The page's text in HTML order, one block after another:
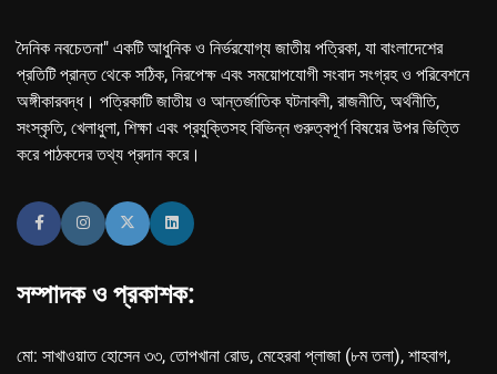
দৈনিক নবচেতনা" একটি আধুনিক ও নির্ভরযোগ্য জাতীয় পত্রিকা, যা বাংলাদেশের
প্রতিটি প্রান্ত থেকে সঠিক, নিরপেক্ষ এবং সময়োপযোগী সংবাদ সংগ্রহ ও পরিবেশনে
অঙ্গীকারবদ্ধ। পত্রিকাটি জাতীয় ও আন্তর্জাতিক ঘটনাবলী, রাজনীতি, অর্থনীতি,
সংস্কৃতি, খেলাধুলা, শিক্ষা এবং প্রযুক্তিসহ বিভিন্ন গুরুত্বপূর্ণ বিষয়ের উপর ভিত্তি
করে পাঠকদের তথ্য প্রদান করে।
সম্পাদক ও প্রকাশক:
মো: সাখাওয়াত হোসেন ৩৩, তোপখানা রোড, মেহেরবা প্লাজা (৮ম তলা), শাহবাগ,